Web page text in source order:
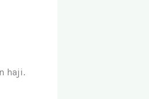
haji.